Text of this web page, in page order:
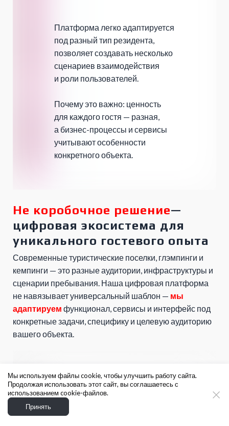
Почему это важно: ценность
для каждого гостя — разная,
а бизнес-процессы и сервисы
учитывают особенности
конкретного объекта.
Платформа легко адаптируется
под разный тип резидента,
позволяет создавать несколько
сценариев взаимодействия
и роли пользователей.
Не коробочное решение—
цифровая экосистема для
уникального гостевого опыта
Современные туристические поселки, глэмпинги и
кемпинги — это разные аудитории, инфраструктуры и
сценарии пребывания. Наша цифровая платформа
не навязывает универсальный шаблон — мы
адаптируем функционал, сервисы и интерфейс под
конкретные задачи, специфику и целевую аудиторию
вашего объекта.
Мы используем файлы cookie, чтобы улучшить работу сайта.
Продолжая использовать этот сайт, вы соглашаетесь с
использованием cookie-файлов.
Принять